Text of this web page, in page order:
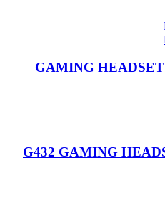
هدست گیمینگ لاجیتک جی GAMING HEADSET